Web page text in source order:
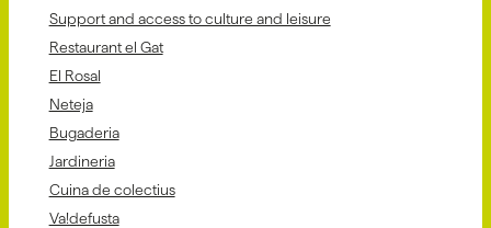
Support and access to culture and leisure
Restaurant el Gat
El Rosal
Neteja
Bugaderia
Jardineria
Cuina de colectius
Va!defusta